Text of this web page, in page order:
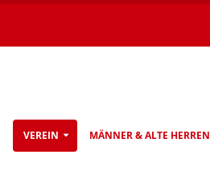
VEREIN MÄNNER & ALTE HERREN